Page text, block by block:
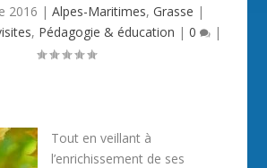
2016 | Alpes-Maritimes, Grasse |
, Pédagogie & éducation | 0 |
Tout en veillant à
l’enrichissement de ses